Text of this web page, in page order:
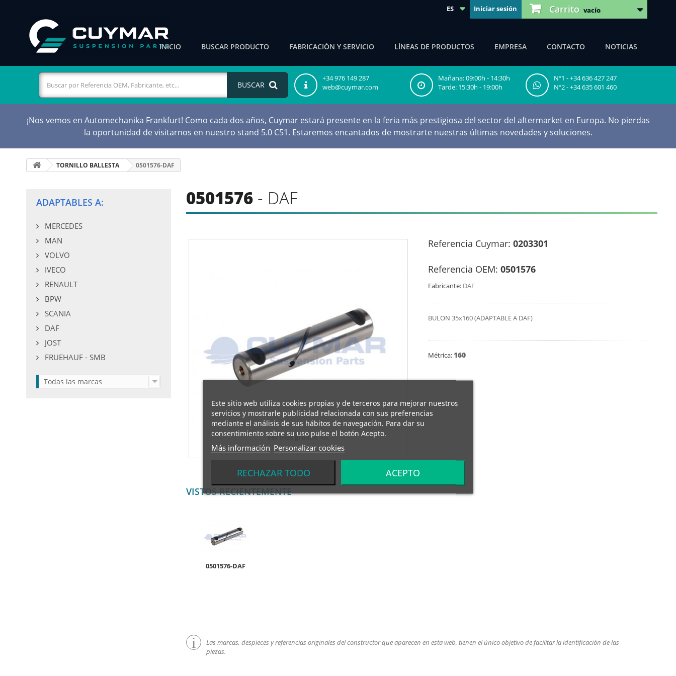
Carrito vacío
Iniciar sesión
ES
INICIO BUSCAR PRODUCTO FABRICACIÓN Y SERVICIO LÍNEAS DE PRODUCTOS EMPRESA CONTACTO NOTICIAS
BUSCAR
+34 976 149 287
web@cuymar.com
Mañana: 09:00h - 14:30h
Tarde: 15:30h - 19:00h
Nº1 - +34 636 427 247
Nº2 - +34 635 601 460
¡Nos vemos en Automechanika Frankfurt! Como cada dos años, Cuymar estará presente en la feria más prestigiosa del sector del aftermarket en Europa. No pierdas
la oportunidad de visitarnos en nuestro stand 5.0 C51. Estaremos encantados de mostrarte nuestras últimas novedades y soluciones.
TORNILLO BALLESTA 0501576-DAF
ADAPTABLES A:
MERCEDES
MAN
VOLVO
IVECO
RENAULT
BPW
SCANIA
DAF
JOST
FRUEHAUF - SMB
Todas las marcas
0501576- DAF
Ver más grande
Referencia Cuymar: 0203301
Referencia OEM: 0501576
Fabricante: DAF
BULON 35x160 (ADAPTABLE A DAF)
Métrica: 160
VISTOS RECIENTEMENTE
0501576-DAF
Las marcas, despieces y referencias originales del constructor que aparecen en esta web, tienen el único objetivo de facilitar la identificación de las
piezas.
Este sitio web utiliza cookies propias y de terceros para mejorar nuestros
servicios y mostrarle publicidad relacionada con sus preferencias
mediante el análisis de sus hábitos de navegación. Para dar su
consentimiento sobre su uso pulse el botón Acepto.
Más información Personalizar cookies
RECHAZAR TODO ACEPTO